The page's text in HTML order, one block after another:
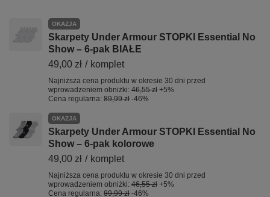
OKAZJA
Skarpety Under Armour STOPKI Essential No
Show – 6-pak BIAŁE
49,00 zł / komplet
Najniższa cena produktu w okresie 30 dni przed
wprowadzeniem obniżki: 46,55 zł +5%
Cena regularna: 89,99 zł -46%
OKAZJA
Skarpety Under Armour STOPKI Essential No
Show – 6-pak kolorowe
49,00 zł / komplet
Najniższa cena produktu w okresie 30 dni przed
wprowadzeniem obniżki: 46,55 zł +5%
Cena regularna: 89,99 zł -46%